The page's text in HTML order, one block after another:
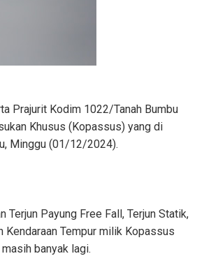
Prajurit Kodim 1022/Tanah Bumbu
Khusus (Kopassus) yang di
Minggu (01/12/2024).
Payung Free Fall, Terjun Statik,
Kendaraan Tempur milik Kopassus
banyak lagi.